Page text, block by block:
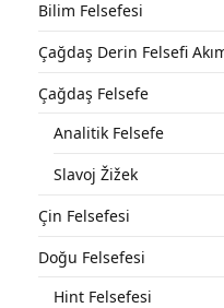
Bilim Felsefesi
Çağdaş Derin Felsefi
Çağdaş Felsefe
Analitik Felsefe
Slavoj Žižek
Çin Felsefesi
Doğu Felsefesi
Hint Felsefesi